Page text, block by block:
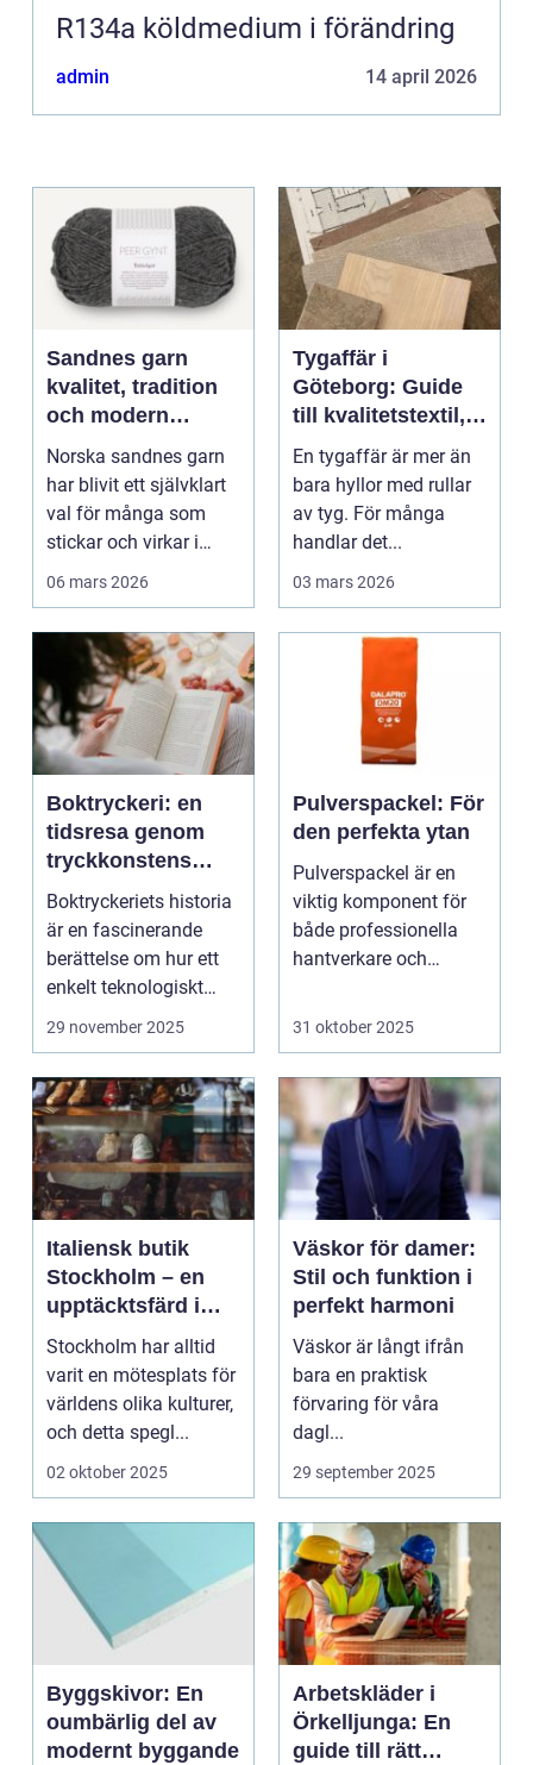
R134a köldmedium i förändring
admin 14 april 2026
Sandnes garn
kvalitet, tradition
och modern
stickglädje
Norska sandnes garn
har blivit ett självklart
val för många som
stickar och virkar i
Sverige. Kombin...
06 mars 2026
Tygaffär i
Göteborg: Guide
till kvalitetstextil,
sömnad och
inredning
En tygaffär är mer än
bara hyllor med rullar
av tyg. För många
handlar det...
03 mars 2026
Boktryckeri: en
tidsresa genom
tryckkonstens
värld
Boktryckeriets historia
är en fascinerande
berättelse om hur ett
enkelt teknologiskt
genom...
29 november 2025
Pulverspackel: För
den perfekta ytan
Pulverspackel är en
viktig komponent för
både professionella
hantverkare och
31 oktober 2025
Italiensk butik
Stockholm – en
upptäcktsfärd i
kvalitet och
hantverk
Stockholm har alltid
varit en mötesplats för
världens olika kulturer,
och detta spegl...
02 oktober 2025
Väskor för damer:
Stil och funktion i
perfekt harmoni
Väskor är långt ifrån
bara en praktisk
förvaring för våra
dagl...
29 september 2025
Byggskivor: En
oumbärlig del av
modernt byggande
Arbetskläder i
Örkelljunga: En
guide till rätt